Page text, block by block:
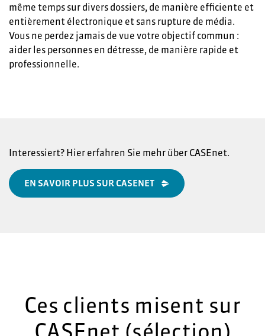
même temps sur divers dossiers, de manière efficiente et
entièrement électronique et sans rupture de média.
Vous ne perdez jamais de vue votre objectif commun :
aider les personnes en détresse, de manière rapide et
professionnelle.
Interessiert? Hier erfahren Sie mehr über CASEnet.
EN SAVOIR PLUS SUR CASENET
Ces clients misent sur